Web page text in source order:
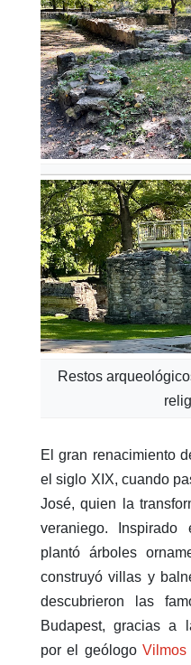
Restos
El gran renacimiento
el siglo XIX, cuando
José, quien la
veraniego.
plantó árboles
construyó villas y
descubrieron las
Budapest, gracias a
por el geólogo Vilmos